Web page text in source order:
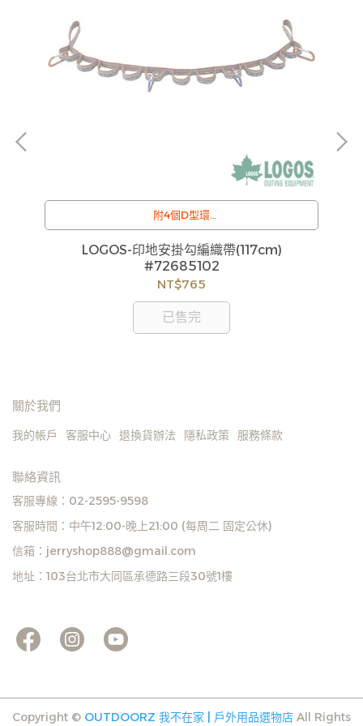
附4個D型環
/
訂購注意事項 :
商品流動性快且多個平台共用庫存，偶有下單後缺貨
情形，客服人員將立即與您聯繫交期或更換商品，如
無法出貨，本公司將有權取消訂單，造成不便尚請見
諒。如遇庫存不足無法下單，亦歡迎洽詢客服。
LOGOS-印地安掛勾編織帶(117cm)
#72685102
NT$765
已售完
關於我們
我的帳戶 客服中心 退換貨辦法 隱私政策 服務條款
聯絡資訊
客服專線：02-2595-9598
客服時間：中午12:00-晚上21:00 (每周二 固定公休)
信箱：jerryshop888@gmail.com
地址：103台北市大同區承德路三段30號1樓
Copyright © OUTDOORZ 我不在家 | 戶外用品選物店 All Rights